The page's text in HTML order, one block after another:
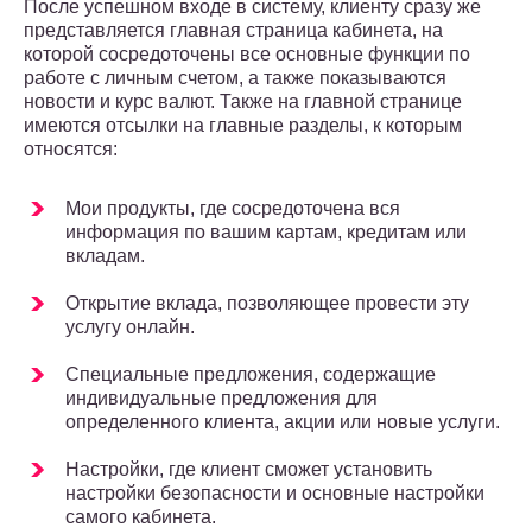
После успешном входе в систему, клиенту сразу же
представляется главная страница кабинета, на
которой сосредоточены все основные функции по
работе с личным счетом, а также показываются
новости и курс валют. Также на главной странице
имеются отсылки на главные разделы, к которым
относятся:
Мои продукты, где сосредоточена вся
информация по вашим картам, кредитам или
вкладам.
Открытие вклада, позволяющее провести эту
услугу онлайн.
Специальные предложения, содержащие
индивидуальные предложения для
определенного клиента, акции или новые услуги.
Настройки, где клиент сможет установить
настройки безопасности и основные настройки
самого кабинета.